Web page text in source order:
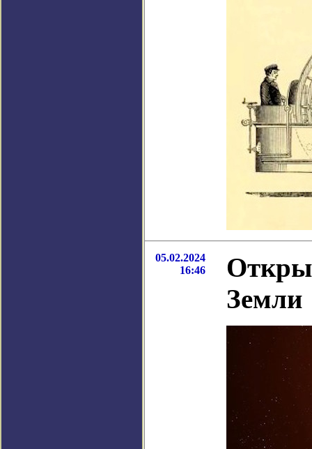
05.02.2024
16:46
Земли